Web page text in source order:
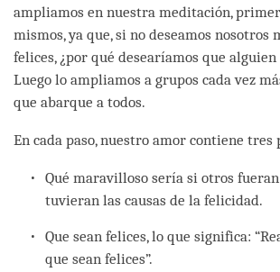
ampliamos en nuestra meditación,
mismos, ya que, si no deseamos nosotros
felices, ¿por qué desearíamos que alguien
Luego lo ampliamos a grupos cada vez
que abarque a todos.
En cada paso, nuestro amor contiene tres
Qué maravilloso sería si otros
tuvieran las causas de la felicidad.
Que sean felices, lo que significa:
que sean felices”.